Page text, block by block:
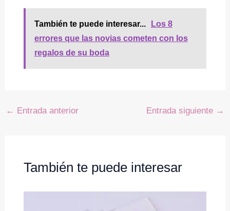
También te puede interesar...
Los 8
errores que las novias cometen con los
regalos de su boda
← Entrada anterior Entrada siguiente →
También te puede interesar